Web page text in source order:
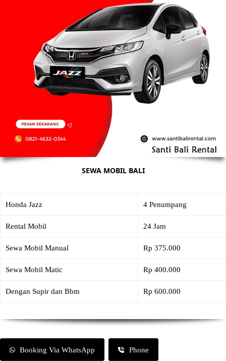
SEWA MOBIL BALI
Honda Jazz 4 Penumpang
Rental Mobil 24 Jam
Sewa Mobil Manual Rp 375.000
Sewa Mobil Matic Rp 400.000
Dengan Supir dan Bbm Rp 600.000
Booking Via WhatsApp Phone